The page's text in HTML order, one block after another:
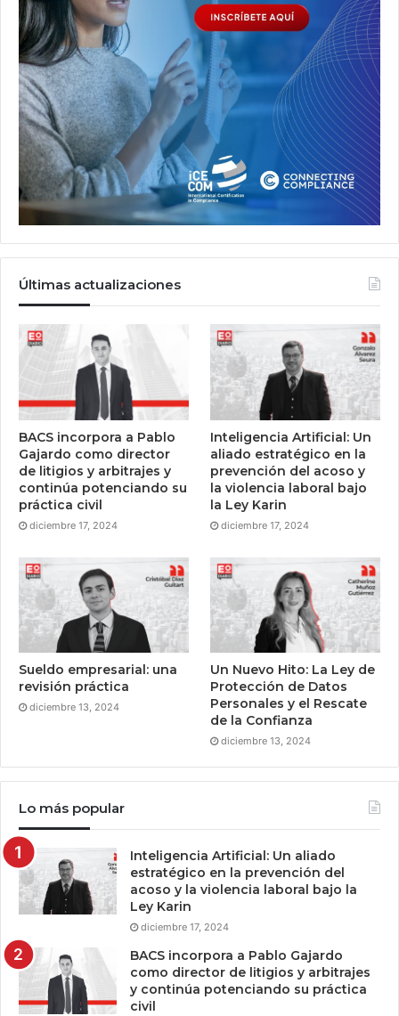
Últimas actualizaciones
BACS incorpora a Pablo
Gajardo como director
de litigios y arbitrajes y
continúa potenciando su
práctica civil
diciembre 17, 2024
Inteligencia Artificial: Un
aliado estratégico en la
prevención del acoso y
la violencia laboral bajo
la Ley Karin
diciembre 17, 2024
Sueldo empresarial: una
revisión práctica
diciembre 13, 2024
Un Nuevo Hito: La Ley de
Protección de Datos
Personales y el Rescate
de la Confianza
diciembre 13, 2024
Lo más popular
Inteligencia Artificial: Un aliado
estratégico en la prevención del
acoso y la violencia laboral bajo la
Ley Karin
diciembre 17, 2024
BACS incorpora a Pablo Gajardo
como director de litigios y arbitrajes
y continúa potenciando su práctica
civil